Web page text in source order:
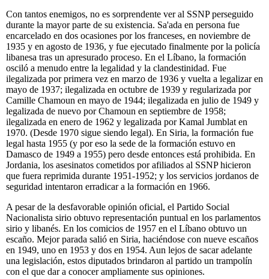
Con tantos enemigos, no es sorprendente ver al SSNP perseguido
durante la mayor parte de su existencia. Sa'ada en persona fue
encarcelado en dos ocasiones por los franceses, en noviembre de
1935 y en agosto de 1936, y fue ejecutado finalmente por la policía
libanesa tras un apresurado proceso. En el Líbano, la formación
osciló a menudo entre la legalidad y la clandestinidad. Fue
ilegalizada por primera vez en marzo de 1936 y vuelta a legalizar en
mayo de 1937; ilegalizada en octubre de 1939 y regularizada por
Camille Chamoun en mayo de 1944; ilegalizada en julio de 1949 y
legalizada de nuevo por Chamoun en septiembre de 1958;
ilegalizada en enero de 1962 y legalizada por Kamal Jumblat en
1970. (Desde 1970 sigue siendo legal). En Siria, la formación fue
legal hasta 1955 (y por eso la sede de la formación estuvo en
Damasco de 1949 a 1955) pero desde entonces está prohibida. En
Jordania, los asesinatos cometidos por afiliados al SSNP hicieron
que fuera reprimida durante 1951-1952; y los servicios jordanos de
seguridad intentaron erradicar a la formación en 1966.
A pesar de la desfavorable opinión oficial, el Partido Social
Nacionalista sirio obtuvo representación puntual en los parlamentos
sirio y libanés. En los comicios de 1957 en el Líbano obtuvo un
escaño. Mejor parada salió en Siria, haciéndose con nueve escaños
en 1949, uno en 1953 y dos en 1954. Aun lejos de sacar adelante
una legislación, estos diputados brindaron al partido un trampolín
con el que dar a conocer ampliamente sus opiniones.